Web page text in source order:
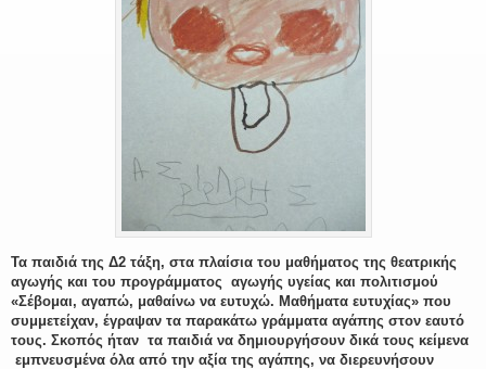
Τα παιδιά της Δ2 τάξη, στα πλαίσια του μαθήματος της θεατρικής
αγωγής και του προγράμματος αγωγής υγείας και πολιτισμού
«Σέβομαι, αγαπώ, μαθαίνω να ευτυχώ. Μαθήματα ευτυχίας» που
συμμετείχαν, έγραψαν τα παρακάτω γράμματα αγάπης στον εαυτό
τους. Σκοπός ήταν τα παιδιά να δημιουργήσουν δικά τους κείμενα
εμπνευσμένα όλα από την αξία της αγάπης, να διερευνήσουν